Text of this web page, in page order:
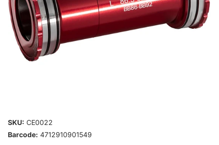
SKU: CE0022
Barcode: 4712910901549